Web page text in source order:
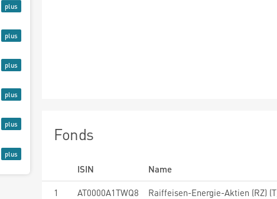
Fonds
ISIN Name
1
AT0000A1TWQ8 Raiffeisen-Energie-Aktien (RZ)